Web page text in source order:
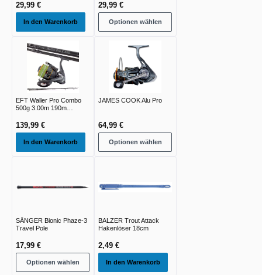
29,99 €
In den Warenkorb
29,99 €
Optionen wählen
EFT Waller Pro Combo
500g 3.00m 190m
139,99 €
In den Warenkorb
JAMES COOK Alu Pro
64,99 €
Optionen wählen
SÄNGER Bionic Phaze-3
Travel Pole
17,99 €
Optionen wählen
BALZER Trout Attack
Hakenlöser 18cm
2,49 €
In den Warenkorb